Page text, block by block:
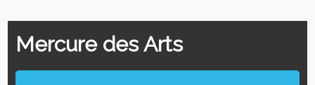
Mercure des Arts